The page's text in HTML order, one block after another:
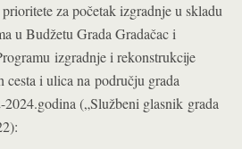
za početak izgradnje u skladu
u Budžetu Grada Gradačac i
izgradnje i rekonstrukcije
i ulica na području grada
(„Službeni glasnik grada